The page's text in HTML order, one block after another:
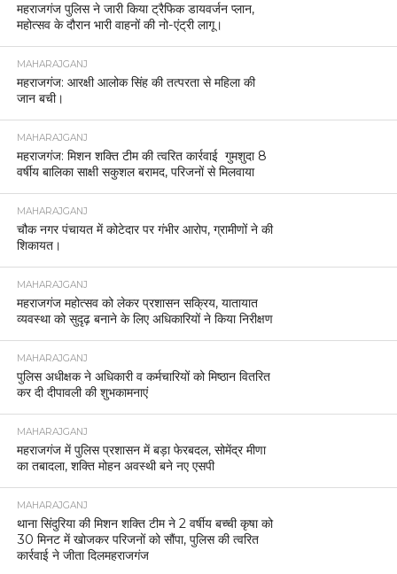
महराजगंज पुलिस ने जारी किया ट्रैफिक डायवर्जन प्लान,
महोत्सव के दौरान भारी वाहनों की नो-एंट्री लागू।
MAHARAJGANJ
महराजगंज: आरक्षी आलोक सिंह की तत्परता से महिला की
जान बची।
MAHARAJGANJ
महराजगंज: मिशन शक्ति टीम की त्वरित कार्रवाई गुमशुदा 8
वर्षीय बालिका साक्षी सकुशल बरामद, परिजनों से मिलवाया
MAHARAJGANJ
चौक नगर पंचायत में कोटेदार पर गंभीर आरोप, ग्रामीणों ने की
शिकायत।
MAHARAJGANJ
महराजगंज महोत्सव को लेकर प्रशासन सक्रिय, यातायात
व्यवस्था को सुदृढ़ बनाने के लिए अधिकारियों ने किया निरीक्षण
MAHARAJGANJ
पुलिस अधीक्षक ने अधिकारी व कर्मचारियों को मिष्ठान वितरित
कर दी दीपावली की शुभकामनाएं
MAHARAJGANJ
महराजगंज में पुलिस प्रशासन में बड़ा फेरबदल, सोमेंद्र मीणा
का तबादला, शक्ति मोहन अवस्थी बने नए एसपी
MAHARAJGANJ
थाना सिंदुरिया की मिशन शक्ति टीम ने 2 वर्षीय बच्ची कृषा को
30 मिनट में खोजकर परिजनों को सौंपा, पुलिस की त्वरित
कार्रवाई ने जीता दिलमहराजगंज